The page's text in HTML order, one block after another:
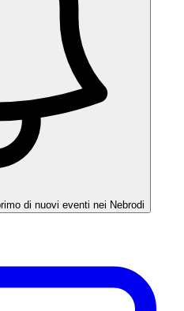
di nuovi eventi nei Nebrodi